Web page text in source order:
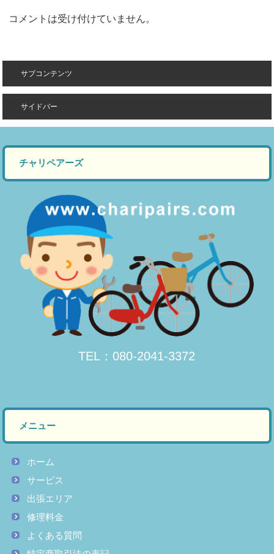
コメントは受け付けていません。
サブコンテンツ
サイドバー
チャリペアーズ
TEL：080-2041-3372
メニュー
ホーム
サービス
出張エリア
修理料金
よくある質問